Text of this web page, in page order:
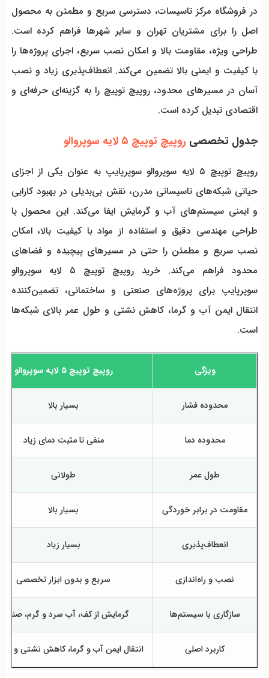
در فروشگاه مرکز تاسیسات، دسترسی سریع و مطمئن به محصول
اصل را برای مشتریان تهران و سایر شهرها فراهم کرده است.
طراحی ویژه، مقاومت بالا و امکان نصب سریع، اجرای پروژه‌ها را
با کیفیت و ایمنی بالا تضمین می‌کند. انعطاف‌پذیری زیاد و نصب
آسان در مسیرهای محدود، روپیچ توپیچ را به گزینه‌ای حرفه‌ای و
اقتصادی تبدیل کرده است.
جدول تخصصی روپیچ توپیچ ۵ لایه سوپروالو
روپیچ توپیچ ۵ لایه سوپروالو سوپرپایپ به عنوان یکی از اجزای
حیاتی شبکه‌های تاسیساتی مدرن، نقش بی‌بدیلی در بهبود کارایی
و ایمنی سیستم‌های آب و گرمایش ایفا می‌کند. این محصول با
طراحی مهندسی دقیق و استفاده از مواد با کیفیت بالا، امکان
نصب سریع و مطمئن را حتی در مسیرهای پیچیده و فضاهای
محدود فراهم می‌کند. خرید روپیچ توپیچ ۵ لایه سوپروالو
سوپرپایپ برای پروژه‌های صنعتی و ساختمانی، تضمین‌کننده
انتقال ایمن آب و گرما، کاهش نشتی و طول عمر بالای شبکه‌ها
است.
ویژگی روپیچ توپیچ ۵ لایه سوپروالو
محدوده فشار بسیار بالا
محدوده دما منفی تا مثبت دمای زیاد
طول عمر طولانی
مقاومت در برابر خوردگی بسیار بالا
انعطاف‌پذیری بسیار زیاد
نصب و راه‌اندازی سریع و بدون ابزار تخصصی
سازگاری با سیستم‌ها گرمایش از کف، آب سرد و گرم،
کاربرد اصلی انتقال ایمن آب و گرما، کاهش نشتی و